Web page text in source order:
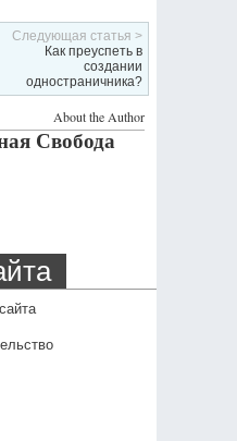
Следующая статья >
Как преуспеть в
создании
одностраничника?
About the Author
Свобода